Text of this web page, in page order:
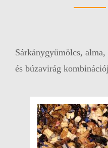
Sárkánygyümölcs,
és búzavirág